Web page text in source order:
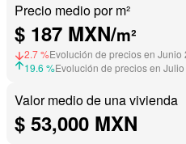
Precio medio por m²
$ 187 MXN/m²
2.7 %Evolución de precios en Junio
19.6 %Evolución de precios en
Valor medio de una vivienda
$ 53,000 MXN